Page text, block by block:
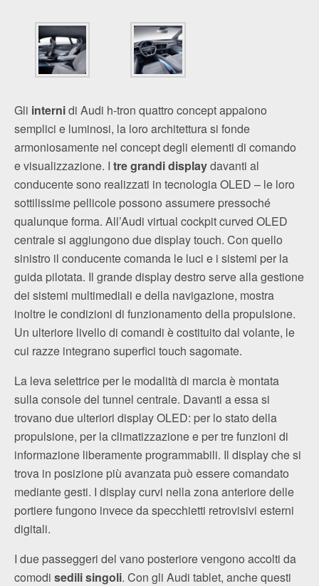
Gli internidi Audi h‑tron quattro concept appaiono
semplici e luminosi, la loro architettura si fonde
armoniosamente nel concept degli elementi di comando
e visualizzazione. I tre grandi displaydavanti al
conducente sono realizzati in tecnologia OLED – le loro
sottilissime pellicole possono assumere pressoché
qualunque forma. All’Audi virtual cockpit curved OLED
centrale si aggiungono due display touch. Con quello
sinistro il conducente comanda le luci e i sistemi per la
guida pilotata. Il grande display destro serve alla gestione
dei sistemi multimediali e della navigazione, mostra
inoltre le condizioni di funzionamento della propulsione.
Un ulteriore livello di comandi è costituito dal volante, le
cui razze integrano superfici touch sagomate.
La leva selettrice per le modalità di marcia è montata
sulla console del tunnel centrale. Davanti a essa si
trovano due ulteriori display OLED: per lo stato della
propulsione, per la climatizzazione e per tre funzioni di
informazione liberamente programmabili. Il display che si
trova in posizione più avanzata può essere comandato
mediante gesti. I display curvi nella zona anteriore delle
portiere fungono invece da specchietti retrovisivi esterni
digitali.
I due passeggeri del vano posteriore vengono accolti da
comodi sedili singoli. Con gli Audi tablet, anche questi